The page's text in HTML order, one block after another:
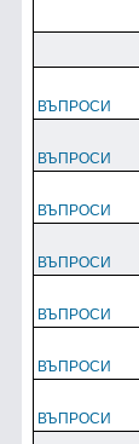
ВЪПРОСИ
ВЪПРОСИ
ВЪПРОСИ
ВЪПРОСИ
ВЪПРОСИ
ВЪПРОСИ
ВЪПРОСИ